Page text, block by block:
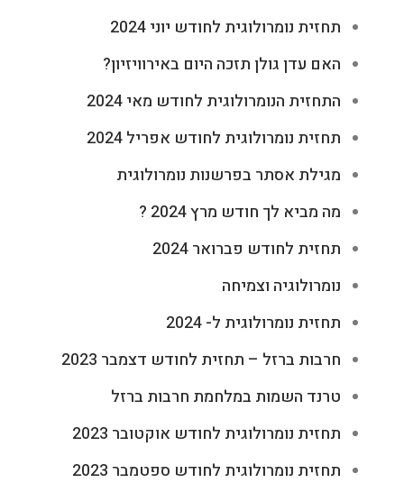
תחזית נומרולוגית לחודש יוני 2024
האם עדן גולן תזכה היום באירוויזיון?
התחזית הנומרולוגית לחודש מאי 2024
תחזית נומרולוגית לחודש אפריל 2024
מגילת אסתר בפרשנות נומרולוגית
מה מביא לך חודש מרץ 2024 ?
תחזית לחודש פברואר 2024
נומרולוגיה וצמיחה
תחזית נומרולוגית ל- 2024
חרבות ברזל – תחזית לחודש דצמבר 2023
טרנד השמות במלחמת חרבות ברזל
תחזית נומרולוגית לחודש אוקטובר 2023
תחזית נומרולוגית לחודש ספטמבר 2023